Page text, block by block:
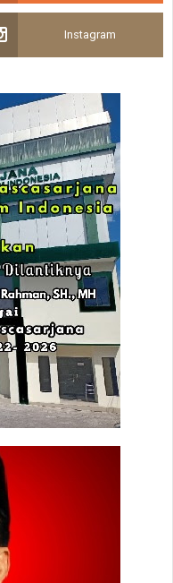
Instagram